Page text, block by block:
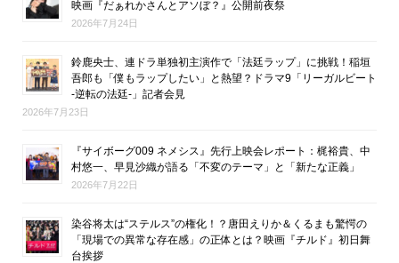
映画『だぁれかさんとアソぼ？』公開前夜祭
2026年7月24日
鈴鹿央士、連ドラ単独初主演作で「法廷ラップ」に挑戦！稲垣
吾郎も「僕もラップしたい」と熱望？ドラマ9「リーガルビート
-逆転の法廷-」記者会見
2026年7月23日
『サイボーグ009 ネメシス』先行上映会レポート：梶裕貴、中
村悠一、早見沙織が語る「不変のテーマ」と「新たな正義」
2026年7月22日
染谷将太は“ステルス”の権化！？唐田えりか＆くるまも驚愕の
「現場での異常な存在感」の正体とは？映画『チルド』初日舞
台挨拶